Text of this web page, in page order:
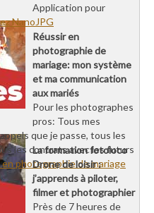
Application pour
NanoJPG
Réussir en
photographie de
mariage: mon système
et ma communication
aux mariés
Pour les photographes
pros: Tous mes
que je passe, tous les
les contrats avec les futurs
photographie de mariage
La formation fotoloco
Drone de loisir :
j’apprends à piloter,
filmer et photographier
Près de 7 heures de